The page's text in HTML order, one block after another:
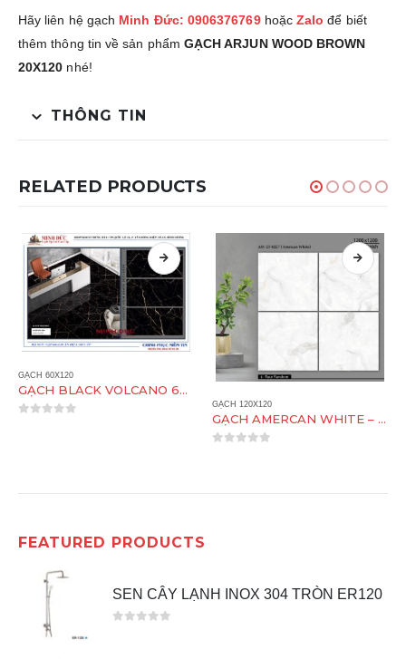
Hãy liên hệ gạch Minh Đức: 0906376769hoặcZalođể biết
thêm thông tin về sản phẩm GẠCH ARJUN WOOD BROWN
20X120 nhé!
THÔNG TIN
RELATED PRODUCTS
GẠCH 60X120
GẠCH BLACK VOLCANO 60X120
GẠCH 120X120
GẠCH AMERCAN WHITE – MATT 120X120
FEATURED PRODUCTS
SEN CÂY LẠNH INOX 304 TRÒN ER120